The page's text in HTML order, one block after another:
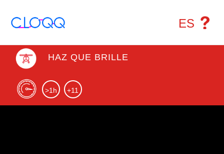
ES
HAZ QUE BRILLE
>1h +11